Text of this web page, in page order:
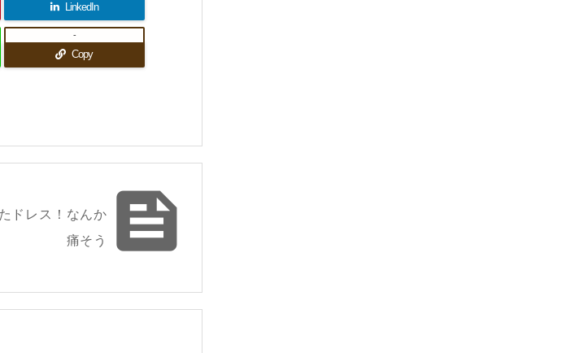
LinkedIn
Copy
-

ドレス！なんか
痛そう